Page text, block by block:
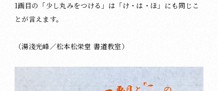
1画目の「少し丸みをつける」は「け・は・ほ」にも同じこ
とが言えます。
（湯淺光峰／松本松栄堂 書道教室）